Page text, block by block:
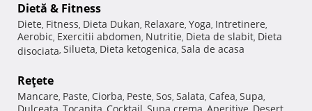
Dietă & Fitness
Diete, Fitness, Dieta Dukan, Relaxare, Yoga, Intretinere,
Aerobic, Exercitii abdomen, Nutritie, Dieta de slabit, Dieta
disociata, Silueta, Dieta ketogenica, Sala de acasa
Reţete
Mancare, Paste, Ciorba, Peste, Sos, Salata, Cafea, Supa,